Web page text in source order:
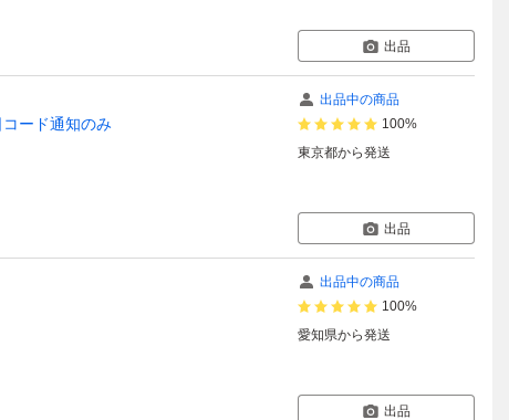
出品
ード通知のみ
出品中の商品
100%
東京都から発送
出品
出品中の商品
100%
愛知県から発送
出品